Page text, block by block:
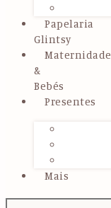
Papelaria
Glintsy
Maternidade
&
Bebés
Presentes
Mais